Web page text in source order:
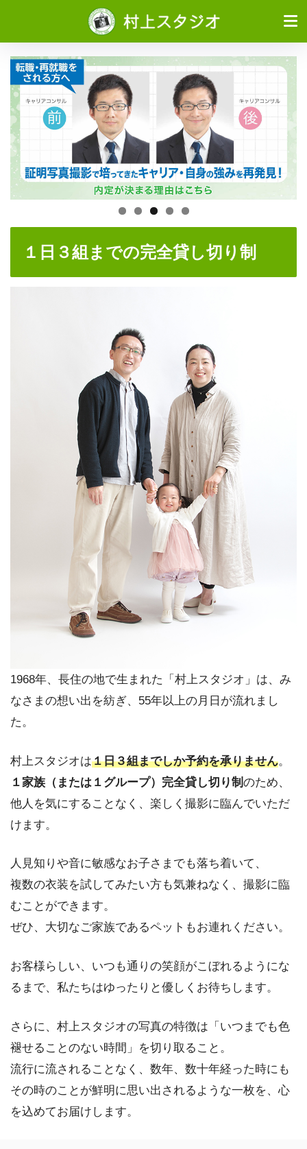
１日３組までの完全貸し切り制
1968年、長住の地で生まれた「村上スタジオ」は、み
なさまの想い出を紡ぎ、55年以上の月日が流れまし
た。
村上スタジオは１日３組までしか予約を承りません。
１家族（または１グループ）完全貸し切り制 のため、
他人を気にすることなく、楽しく撮影に臨んでいただ
けます。
人見知りや音に敏感なお子さまでも落ち着いて、
複数の衣装を試してみたい方も気兼ねなく、撮影に臨
むことができます。
ぜひ、大切なご家族であるペットもお連れください。
お客様らしい、いつも通りの笑顔がこぼれるようにな
るまで、私たちはゆったりと優しくお待ちします。
さらに、村上スタジオの写真の特徴は「いつまでも色
褪せることのない時間」を切り取ること。
流行に流されることなく、数年、数十年経った時にも
その時のことが鮮明に思い出されるような一枚を、心
を込めてお届けします。